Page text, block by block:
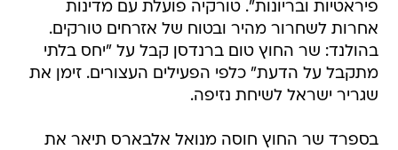
פיראטיות ובריונות". טורקיה פועלת עם מדינות
אחרות לשחרור מהיר ובטוח של אזרחים טורקים.
בהולנד: שר החוץ טום ברנדסן קבל על "יחס בלתי
מתקבל על הדעת" כלפי הפעילים העצורים. זימן את
שגריר ישראל לשיחת נזיפה.
בספרד שר החוץ חוסה מנואל אלבארס תיאר את